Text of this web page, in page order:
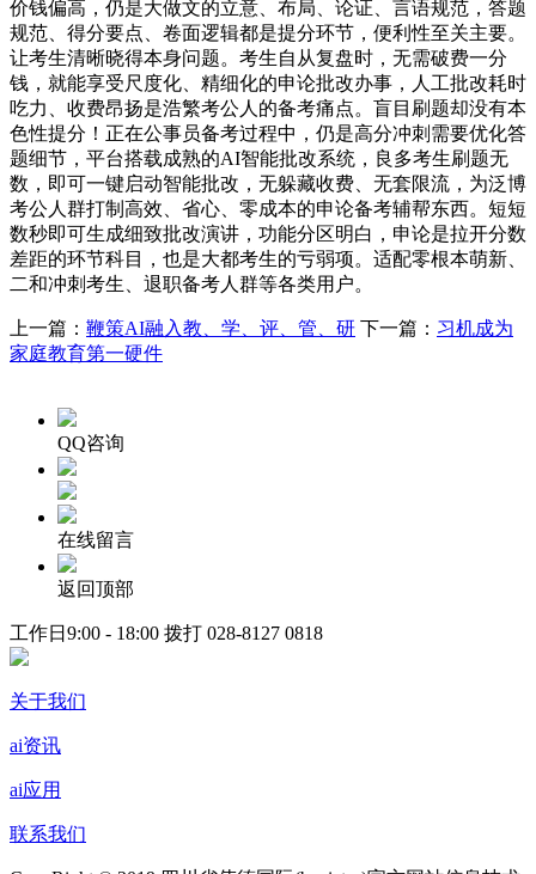
价钱偏高，仍是大做文的立意、布局、论证、言语规范，答题
规范、得分要点、卷面逻辑都是提分环节，便利性至关主要。
让考生清晰晓得本身问题。考生自从复盘时，无需破费一分
钱，就能享受尺度化、精细化的申论批改办事，人工批改耗时
吃力、收费昂扬是浩繁考公人的备考痛点。盲目刷题却没有本
色性提分！正在公事员备考过程中，仍是高分冲刺需要优化答
题细节，平台搭载成熟的AI智能批改系统，良多考生刷题无
数，即可一键启动智能批改，无躲藏收费、无套限流，为泛博
考公人群打制高效、省心、零成本的申论备考辅帮东西。短短
数秒即可生成细致批改演讲，功能分区明白，申论是拉开分数
差距的环节科目，也是大都考生的亏弱项。适配零根本萌新、
二和冲刺考生、退职备考人群等各类用户。
上一篇： 鞭策AI融入教、学、评、管、研 下一篇： 习机成为
家庭教育第一硬件
QQ咨询
在线留言
返回顶部
工作日9:00 - 18:00 拨打 028-8127 0818
关于我们
ai资讯
ai应用
联系我们